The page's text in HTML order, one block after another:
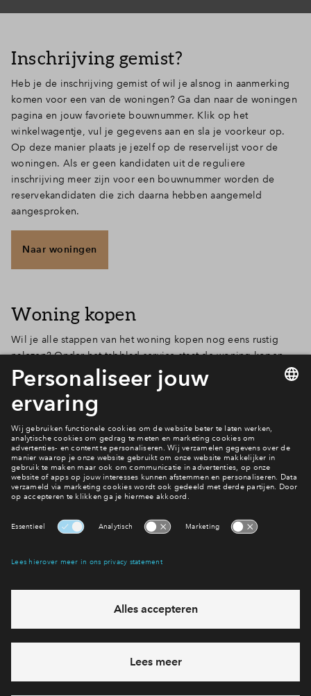
Inschrijving gemist?
Heb je de inschrijving gemist of wil je alsnog in aanmerking
komen voor een van de woningen? Ga dan naar de woningen
pagina en jouw favoriete bouwnummer. Klik op het
winkelwagentje, vul je gegevens aan en sla je voorkeur op.
Op deze manier plaats je jezelf op de reservelijst voor de
woningen. Als er geen kandidaten uit de reguliere
inschrijving meer zijn voor een bouwnummer worden de
reservekandidaten die zich daarna hebben aangemeld
aangesproken.
Naar woningen
Woning kopen
Wil je alle stappen van het woning kopen nog eens rustig
nalezen? Onder het tabblad service staat de woning kopen
pagina met alle informatie over het aankoopproces.
Naar woning kopen
Hoe gaat het in z'n werk?
Een woning kopen
eventuele projecten
Ja, ik wil mij aanmelden
Heb je een vraag en wil je direct antwoord? Bel ons op088